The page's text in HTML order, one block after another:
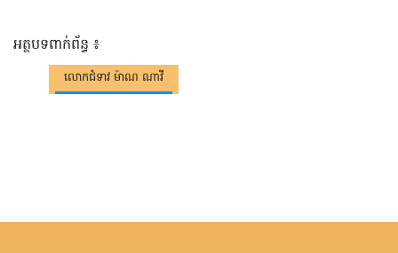
អត្ថបទពាក់ព័ន្ធ ៖
លោកជំទាវ ម៉ាណ ណាវី